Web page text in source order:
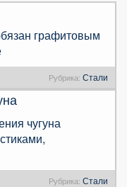
графитовым
Рубрика: Стали
чугуна
Рубрика: Стали